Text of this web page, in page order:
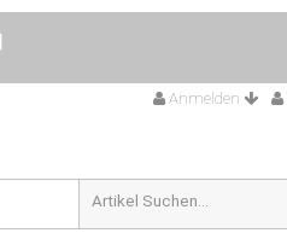
Anmelden